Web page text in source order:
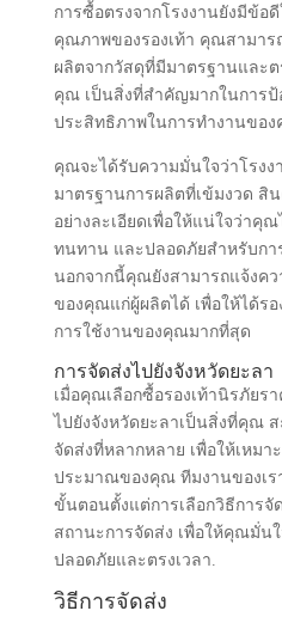
การซื้อตรงจากโรงงานยังมีข้อ
คุณภาพของรองเท้า คุณสามาร
ผลิตจากวัสดุที่มีมาตรฐานและ
คุณ เป็นสิ่งที่สำคัญมากในการป้
ประสิทธิภาพในการทำงานขอ
คุณจะได้รับความมั่นใจว่าโรงง
มาตรฐานการผลิตที่เข้มงวด สิ
อย่างละเอียดเพื่อให้แน่ใจว่าคุ
ทนทาน และปลอดภัยสำหรับกา
นอกจากนี้คุณยังสามารถแจ้งคว
ของคุณแก่ผู้ผลิตได้ เพื่อให้ได้รอ
การใช้งานของคุณมากที่สุด
การจัดส่งไปยังจังหวัดยะลา
เมื่อคุณเลือกซื้อรองเท้านิรภัยร
ไปยังจังหวัดยะลาเป็นสิ่งที่คุณ ส
จัดส่งที่หลากหลาย เพื่อให้เหม
ประมาณของคุณ ทีมงานของเ
ขั้นตอนตั้งแต่การเลือกวิธีการจั
สถานะการจัดส่ง เพื่อให้คุณมั่น
ปลอดภัยและตรงเวลา.
วิธีการจัดส่ง